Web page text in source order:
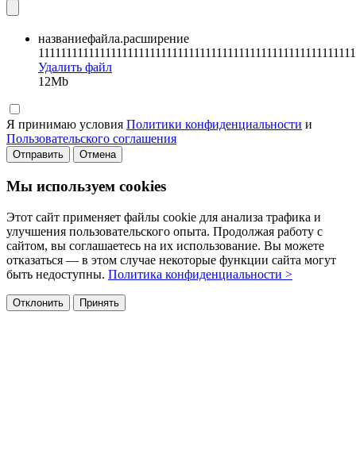
названиефайла.расширение
111111111111111111111111111111111111111111111111111111111
Удалить файл
12Mb
Я принимаю условия Политики конфиденциальности и
Пользовательского соглашения
Отправить Отмена
Мы используем cookies
Этот сайт применяет файлы cookie для анализа трафика и
улучшения пользовательского опыта. Продолжая работу с
сайтом, вы соглашаетесь на их использование. Вы можете
отказаться — в этом случае некоторые функции сайта могут
быть недоступны. Политика конфиденциальности >
Отклонить Принять